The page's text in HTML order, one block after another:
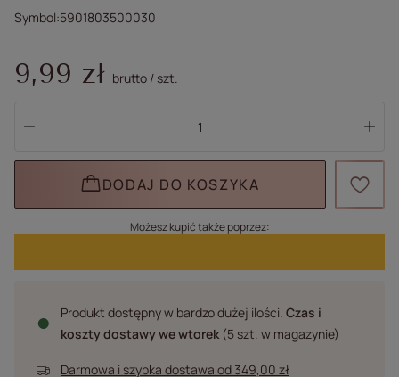
Symbol 5901803500030
9,99 zł brutto /szt.
DODAJ DO KOSZYKA
Możesz kupić także poprzez:
Produkt dostępny w bardzo dużej ilości Czas i
koszty dostawywe wtorek (5 szt. w magazynie)
Darmowa i szybka dostawa od 349,00 zł